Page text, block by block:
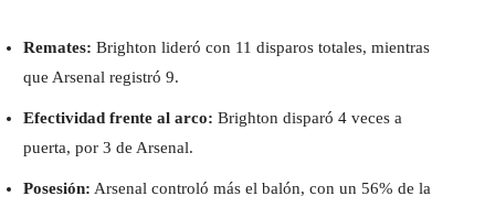
Remates: Brighton lideró con 11 disparos totales, mientras
que Arsenal registró 9.
Efectividad frente al arco: Brighton disparó 4 veces a
puerta, por 3 de Arsenal.
Posesión: Arsenal controló más el balón, con un 56% de la